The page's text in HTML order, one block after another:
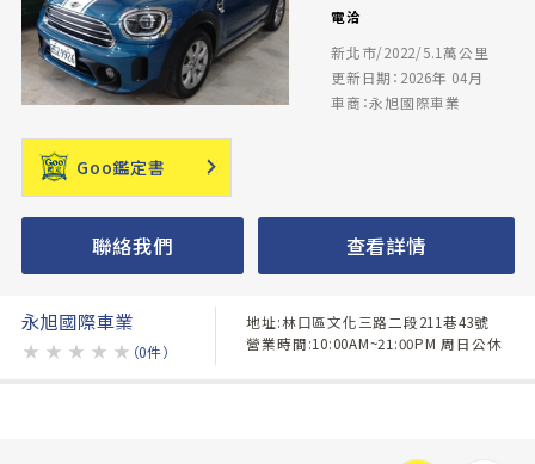
電洽
新北市/2022/5.1萬公里
更新日期：2026年 04月
車商：永旭國際車業
Goo鑑定書
聯絡我們 查看詳情
永旭國際車業
★ ★ ★ ★ ★ （0件）
地址:林口區文化三路二段211巷43號
營業時間:10:00AM~21:00PM 周日公休